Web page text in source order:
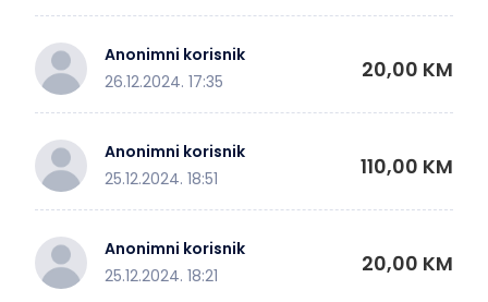
Anonimni korisnik
26.12.2024. 17:35
20,00 KM
Anonimni korisnik
25.12.2024. 18:51
110,00 KM
Anonimni korisnik
25.12.2024. 18:21
20,00 KM